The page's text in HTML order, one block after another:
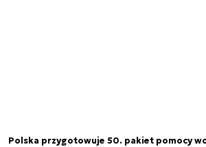
Polska przygotowuje 50. pakiet pomocy